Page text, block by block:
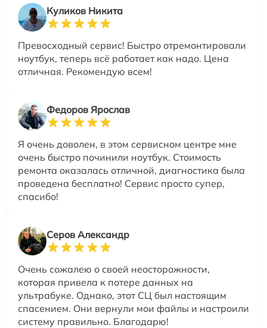
Куликов Никита
Превосходный сервис! Быстро отремонтировали
ноутбук, теперь всё работает как надо. Цена
отличная. Рекомендую всем!
Федоров Ярослав
Я очень доволен, в этом сервисном центре мне
очень быстро починили ноутбук. Стоимость
ремонта оказалась отличной, диагностика была
проведена бесплатно! Сервис просто супер,
спасибо!
Серов Александр
Очень сожалею о своей неосторожности,
которая привела к потере данных на
ультрабуке. Однако, этот СЦ был настоящим
спасением. Они вернули мои файлы и настроили
систему правильно. Благодарю!